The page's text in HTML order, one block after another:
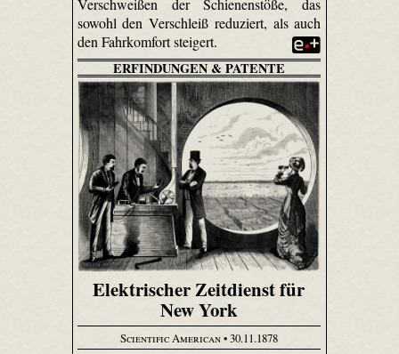
sowohl den Verschleiß reduziert, als auch
den Fahrkomfort steigert.
ERFINDUNGEN & PATENTE
Elektrischer Zeitdienst für
New York
Scientific American• 30.11.1878